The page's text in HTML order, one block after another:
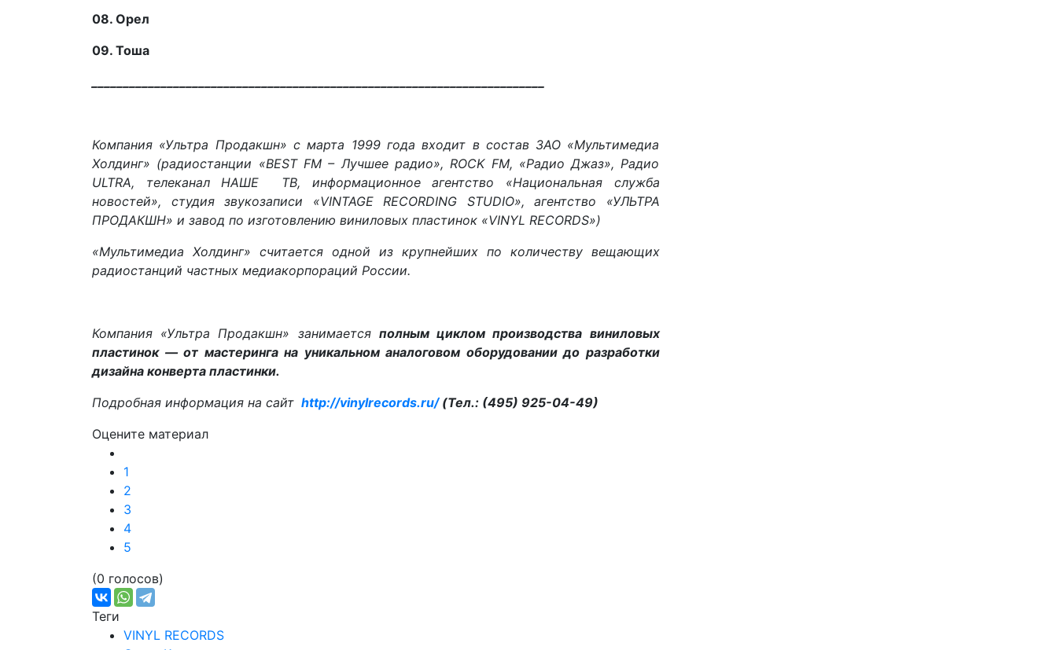
08. Орел
09. Тоша
Компания «Ультра Продакшн» с марта 1999 года входит в состав ЗАО «Мультимедиа
Холдинг» (радиостанции «ВEST FM – Лучшее радио», ROCK FM, «Радио Джаз», Радио
ULTRA, телеканал НАШЕ ТВ, информационное агентство «Национальная служба
новостей», студия звукозаписи «VINTAGE RECORDING STUDIO», агентство «УЛЬТРА
ПРОДАКШН» и завод по изготовлению виниловых пластинок «VINYL RECORDS»)
«Мультимедиа Холдинг» считается одной из крупнейших по количеству вещающих
радиостанций частных медиакорпораций России.
Компания «Ультра Продакшн» занимается полным циклом производства виниловых
пластинок — от мастеринга на уникальном аналоговом оборудовании до разработки
дизайна конверта пластинки.
Подробная информация на сайт http://vinylrecords.ru/ (Тел.: (495) 925-04-49)
Оцените материал
1
2
3
4
5
(0 голосов)
Теги
VINYL RECORDS